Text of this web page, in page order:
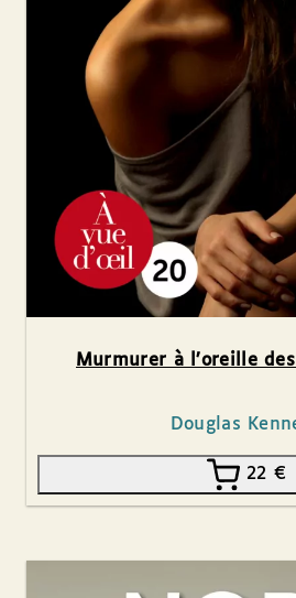
Murmurer à l’oreille
Douglas
22 €